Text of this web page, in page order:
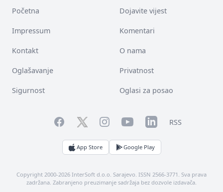
Početna Dojavite vijest
Impressum Komentari
Kontakt O nama
Oglašavanje Privatnost
Sigurnost Oglasi za posao
FacebookTwitterInstagramYouTubeLinkedInRSS
App Store Google Play
Copyright 2000-2026 InterSoft d.o.o. Sarajevo. ISSN 2566-3771. Sva prava
zadržana. Zabranjeno preuzimanje sadržaja bez dozvole izdavača.